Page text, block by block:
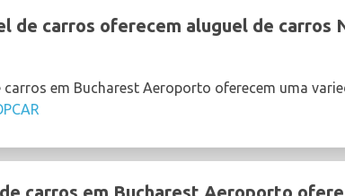
de carros oferecem aluguel de carros
carros em Bucharest Aeroporto oferecem uma